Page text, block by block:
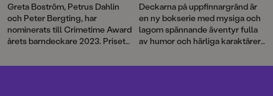
Greta Boström, Petrus Dahlin
och Peter Bergting, har
nominerats till Crimetime Award
årets barndeckare 2023. Priset
barnboksförfattare som skriver
Deckarna på uppfinnargränd är
en ny bokserie med mysiga och
lagom spännande äventyr fulla
av humor och härliga karaktärer.
utreder mysterier med